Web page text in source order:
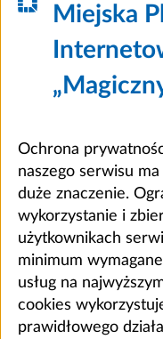
Miejska
Ochrona
naszego serwisu
duże znaczenie.
wykorzystanie i
użytkownikach
minimum
usług na
cookies
prawidłowego